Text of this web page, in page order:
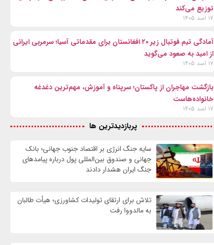
توزیع می‌کند
۱۷ اسد ۱۴۰۵
آمادگی تیم فوتبال زیر ۲۰ افغانستان برای مقدماتی آسیا؛ سرمربی ایرانی
از امید به صعود می‌گوید
۱۷ اسد ۱۴۰۵
بازگشت مهاجران از پاکستان؛ سرپناه و آموزش، مهم‌ترین دغدغه
خانواده‌هاست
۱۷ اسد ۱۴۰۵
پربازدیدترین ها
سایه جنگ انرژی بر اقتصاد جنوب جهانی؛ بانک
جهانی و صندوق بین‌المللی پول درباره پیامدهای
جنگ ایران هشدار دادند
تلاش برای ارتقای تولیدات کشاورزی؛ هیأت طالبان
به مالدووا رفت